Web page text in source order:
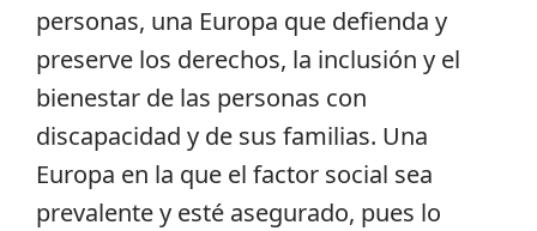
personas, una Europa que defienda y
preserve los derechos, la inclusión y el
bienestar de las personas con
discapacidad y de sus familias. Una
Europa en la que el factor social sea
prevalente y esté asegurado, pues lo